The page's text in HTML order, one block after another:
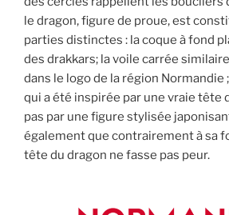
le dragon, figure de proue, est
parties distinctes : la coque à fond
des drakkars; la voile carrée
dans le logo de la région Normandie
qui a été inspirée par une vraie tête
pas par une figure stylisée
également que contrairement à sa
tête du dragon ne fasse pas peur.